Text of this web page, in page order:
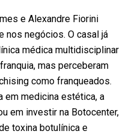
e Alexandre Fiorini
nos negócios. O casal já
médica multidisciplinar
mas perceberam
como franqueados.
em medicina estética, a
em investir na Botocenter,
toxina botulínica e